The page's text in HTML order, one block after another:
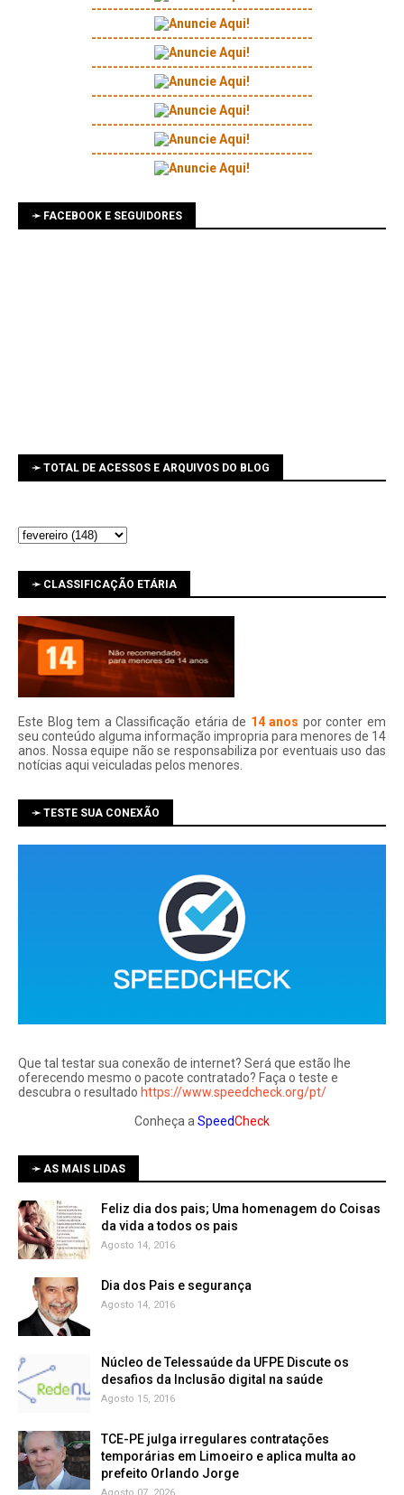
-----------------------------------------
-----------------------------------------
-----------------------------------------
-----------------------------------------
-----------------------------------------
-----------------------------------------
➛ FACEBOOK E SEGUIDORES
➛ TOTAL DE ACESSOS E ARQUIVOS DO BLOG
➛ CLASSIFICAÇÃO ETÁRIA
Este Blog tem a Classificação etária de 14 anos por conter em
seu conteúdo alguma informação impropria para menores de 14
anos. Nossa equipe não se responsabiliza por eventuais uso das
notí­cias aqui veiculadas pelos menores.
➛ TESTE SUA CONEXÃO
Que tal testar sua conexão de internet? Será que estão lhe
oferecendo mesmo o pacote contratado? Faça o teste e
descubra o resultado https://www.speedcheck.org/pt/
Conheça a SpeedCheck
➛ AS MAIS LIDAS
Feliz dia dos pais; Uma homenagem do Coisas
da vida a todos os pais
Agosto 14, 2016
Dia dos Pais e segurança
Agosto 14, 2016
Núcleo de Telessaúde da UFPE Discute os
Agosto 15, 2016
TCE-PE julga irregulares contratações
temporárias em Limoeiro e aplica multa ao
prefeito Orlando Jorge